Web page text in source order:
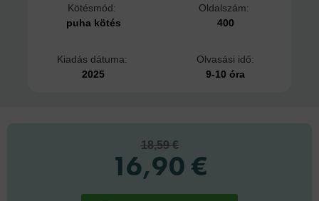
Kötésmód:
puha kötés
Oldalszám:
400
Kiadás dátuma:
2025
Olvasási idő:
9-10 óra
18,59 €
16,90 €